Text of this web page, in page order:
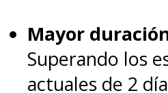
Mayor
Superando los
actuales de 2